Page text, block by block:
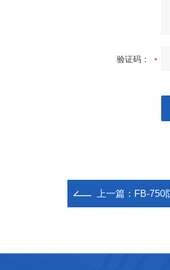
验证码：
上一篇： FB-750